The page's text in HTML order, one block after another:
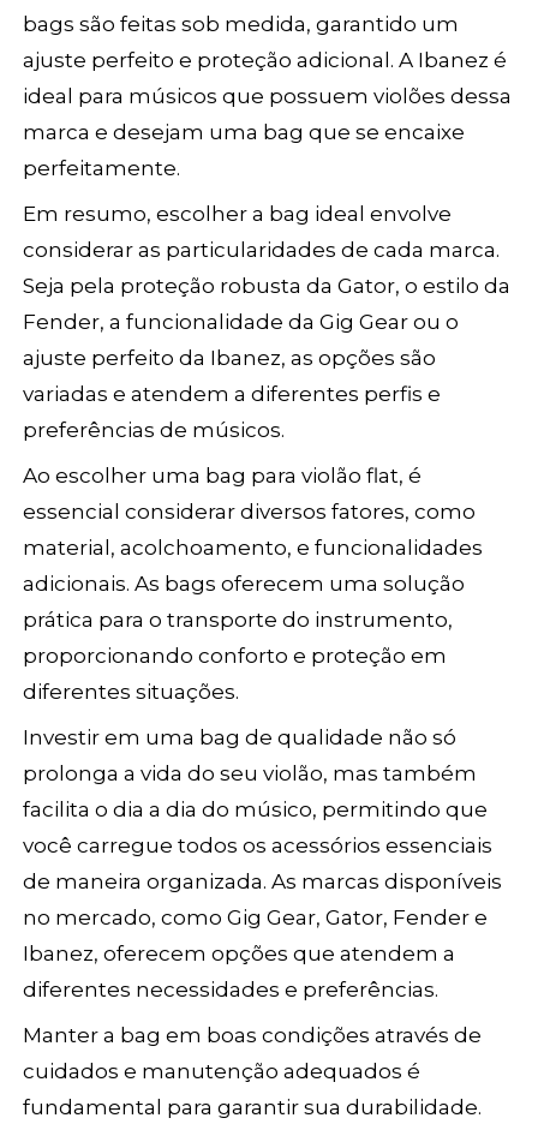
bags são feitas sob medida, garantido um
ajuste perfeito e proteção adicional. A Ibanez é
ideal para músicos que possuem violões dessa
marca e desejam uma bag que se encaixe
perfeitamente.
Em resumo, escolher a bag ideal envolve
considerar as particularidades de cada marca.
Seja pela proteção robusta da Gator, o estilo da
Fender, a funcionalidade da Gig Gear ou o
ajuste perfeito da Ibanez, as opções são
variadas e atendem a diferentes perfis e
preferências de músicos.
Ao escolher uma bag para violão flat, é
essencial considerar diversos fatores, como
material, acolchoamento, e funcionalidades
adicionais. As bags oferecem uma solução
prática para o transporte do instrumento,
proporcionando conforto e proteção em
diferentes situações.
Investir em uma bag de qualidade não só
prolonga a vida do seu violão, mas também
facilita o dia a dia do músico, permitindo que
você carregue todos os acessórios essenciais
de maneira organizada. As marcas disponíveis
no mercado, como Gig Gear, Gator, Fender e
Ibanez, oferecem opções que atendem a
diferentes necessidades e preferências.
Manter a bag em boas condições através de
cuidados e manutenção adequados é
fundamental para garantir sua durabilidade.